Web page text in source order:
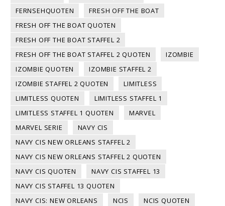
FERNSEHQUOTEN
FRESH OFF THE BOAT
FRESH OFF THE BOAT QUOTEN
FRESH OFF THE BOAT STAFFEL 2
FRESH OFF THE BOAT STAFFEL 2 QUOTEN
IZOMBIE
IZOMBIE QUOTEN
IZOMBIE STAFFEL 2
IZOMBIE STAFFEL 2 QUOTEN
LIMITLESS
LIMITLESS QUOTEN
LIMITLESS STAFFEL 1
LIMITLESS STAFFEL 1 QUOTEN
MARVEL
MARVEL SERIE
NAVY CIS
NAVY CIS NEW ORLEANS STAFFEL 2
NAVY CIS NEW ORLEANS STAFFEL 2 QUOTEN
NAVY CIS QUOTEN
NAVY CIS STAFFEL 13
NAVY CIS STAFFEL 13 QUOTEN
NAVY CIS: NEW ORLEANS
NCIS NCIS QUOTEN